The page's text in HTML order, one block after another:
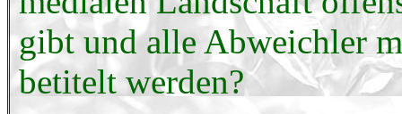
gibt und alle Abweichler
betitelt werden?